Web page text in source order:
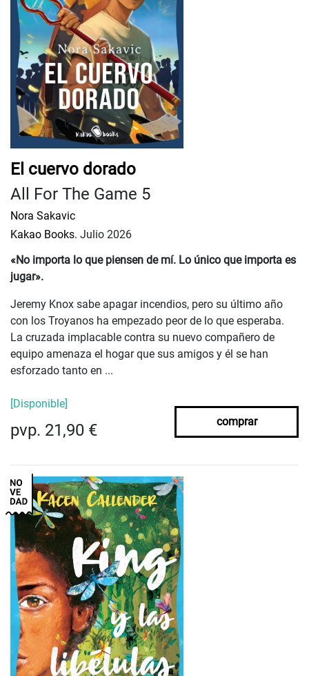
El cuervo dorado
All For The Game 5
Nora Sakavic
Kakao Books. Julio 2026
«No importa lo que piensen de mí. Lo único que importa es
jugar».
Jeremy Knox sabe apagar incendios, pero su último año
con los Troyanos ha empezado peor de lo que esperaba.
La cruzada implacable contra su nuevo compañero de
equipo amenaza el hogar que sus amigos y él se han
esforzado tanto en ...
[Disponible]
pvp. 21,90 € comprar